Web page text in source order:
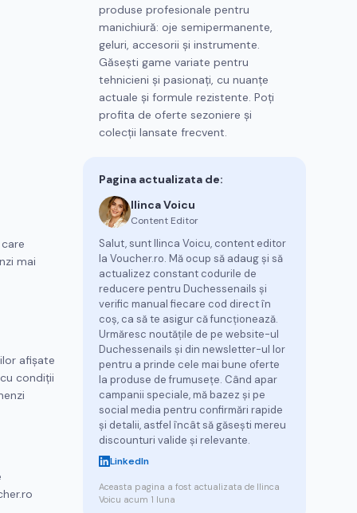
mai
afișate
condiții
produse profesionale pentru
manichiură: oje semipermanente,
geluri, accesorii și instrumente.
Găsești game variate pentru
tehnicieni și pasionați, cu nuanțe
actuale și formule rezistente. Poți
profita de oferte sezoniere și
colecții lansate frecvent.
Pagina actualizata de:
Ilinca Voicu
Content Editor
Salut, sunt Ilinca Voicu, content editor
la Voucher.ro. Mă ocup să adaug și să
actualizez constant codurile de
reducere pentru Duchessenails și
verific manual fiecare cod direct în
coș, ca să te asigur că funcționează.
Urmăresc noutățile de pe website-ul
Duchessenails și din newsletter-ul lor
pentru a prinde cele mai bune oferte
la produse de frumusețe. Când apar
campanii speciale, mă bazez și pe
social media pentru confirmări rapide
și detalii, astfel încât să găsești mereu
discounturi valide și relevante.
LinkedIn
Aceasta pagina a fost actualizata de Ilinca
Voicu acum 1 luna